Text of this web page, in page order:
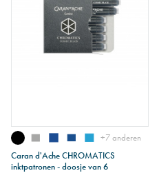
+7 anderen
Caran d'Ache CHROMATICS
inktpatronen - doosje van 6